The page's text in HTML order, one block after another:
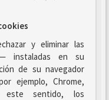
y eliminar las
instaladas en su
de su navegador
ejemplo, Chrome,
este sentido, los